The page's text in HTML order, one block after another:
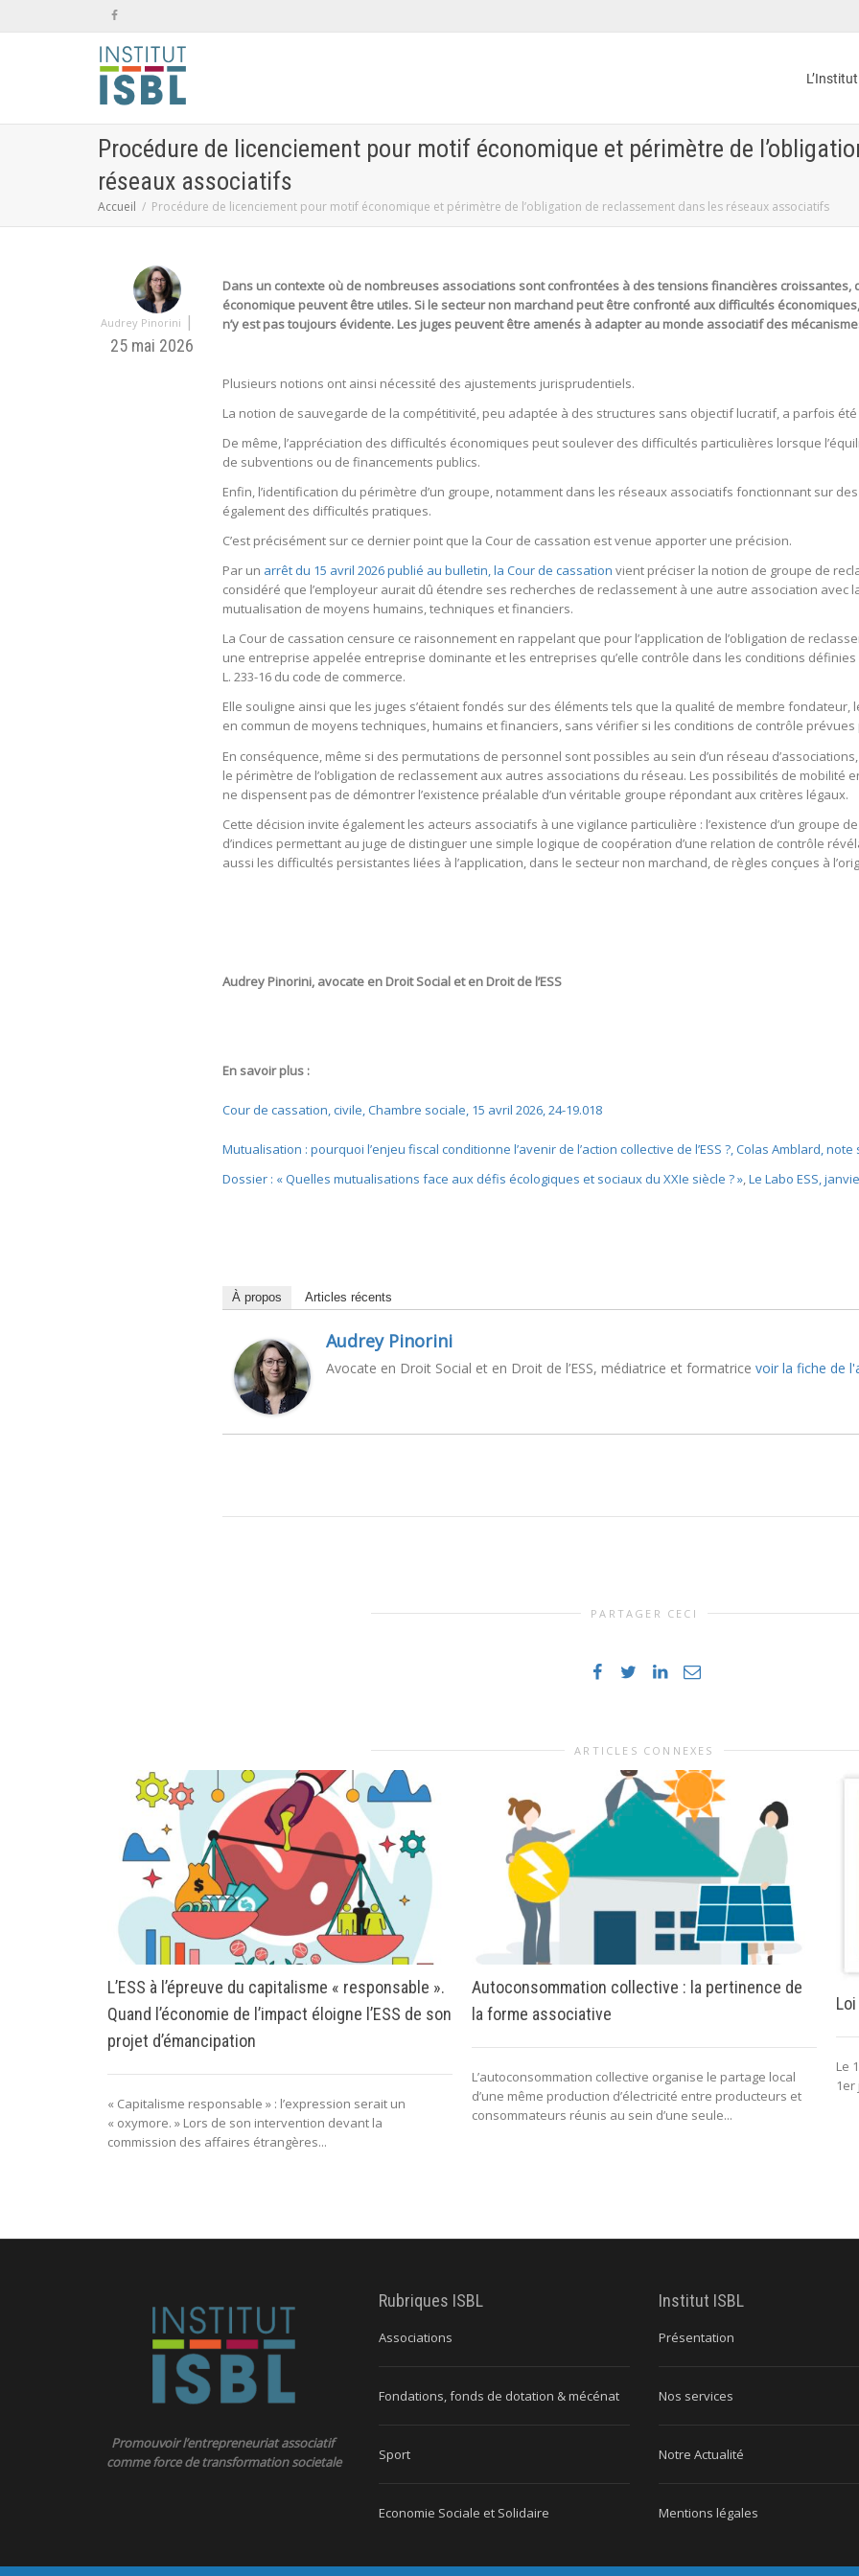
L’Institut
Procédure de licenciement pour motif économique et périmètre de
réseaux associatifs
Accueil Procédure de licenciement pour motif économique et périmètre de l’obligation de reclassement dans les réseaux associatifs
Audrey Pinorini |
25 mai 2026
Dans un contexte où de nombreuses associations sont confrontées à des tensions financières
économique peuvent être utiles. Si le secteur non marchand peut être confronté aux difficultés
n’y est pas toujours évidente. Les juges peuvent être amenés à adapter au monde associatif des
Plusieurs notions ont ainsi nécessité des ajustements jurisprudentiels.
La notion de sauvegarde de la compétitivité, peu adaptée à des structures sans objectif lucratif, a parfois
De même, l’appréciation des difficultés économiques peut soulever des difficultés particulières lorsque
de subventions ou de financements publics.
Enfin, l’identification du périmètre d’un groupe, notamment dans les réseaux associatifs fonctionnant sur
également des difficultés pratiques.
C’est précisément sur ce dernier point que la Cour de cassation est venue apporter une précision.
Par un arrêt du 15 avril 2026 publié au bulletin, la Cour de cassation vient préciser la notion de groupe de
considéré que l’employeur aurait dû étendre ses recherches de reclassement à une autre association
mutualisation de moyens humains, techniques et financiers.
La Cour de cassation censure ce raisonnement en rappelant que pour l’application de l’obligation de
une entreprise appelée entreprise dominante et les entreprises qu’elle contrôle dans les conditions définies à
L. 233-16 du code de commerce.
Elle souligne ainsi que les juges s’étaient fondés sur des éléments tels que la qualité de membre
en commun de moyens techniques, humains et financiers, sans vérifier si les conditions de contrôle
En conséquence, même si des permutations de personnel sont possibles au sein d’un réseau
le périmètre de l’obligation de reclassement aux autres associations du réseau. Les possibilités de mobilité
ne dispensent pas de démontrer l’existence préalable d’un véritable groupe répondant aux critères légaux.
Cette décision invite également les acteurs associatifs à une vigilance particulière : l’existence d’un groupe
d’indices permettant au juge de distinguer une simple logique de coopération d’une relation de contrôle
aussi les difficultés persistantes liées à l’application, dans le secteur non marchand, de règles conçues à
Audrey Pinorini, avocate en Droit Social et en Droit de l’ESS
En savoir plus :
Cour de cassation, civile, Chambre sociale, 15 avril 2026, 24-19.018
Mutualisation : pourquoi l’enjeu fiscal conditionne l’avenir de l’action collective de l’ESS ?, Colas Amblard,
Dossier : « Quelles mutualisations face aux défis écologiques et sociaux du XXIe siècle ? »,Le Labo ESS,
À propos Articles récents
Audrey Pinorini
Avocate en Droit Social et en Droit de l’ESS, médiatrice et formatrice voir la fiche de
PARTAGER CECI
ARTICLES CONNEXES
L’ESS à l’épreuve du capitalisme « responsable ».
Quand l’économie de l’impact éloigne l’ESS de son
projet d’émancipation
« Capitalisme responsable » : l’expression serait un
« oxymore. » Lors de son intervention devant la
commission des affaires étrangères...
Autoconsommation collective : la pertinence de
la forme associative
L’autoconsommation collective organise le partage local
d’une même production d’électricité entre producteurs et
consommateurs réunis au sein d’une seule...
Le
Promouvoir l’entrepreneuriat associatif
comme force de transformation societale
Rubriques ISBL
Associations
Fondations, fonds de dotation & mécénat
Sport
Economie Sociale et Solidaire
Institut ISBL
Présentation
Nos services
Notre Actualité
Mentions légales